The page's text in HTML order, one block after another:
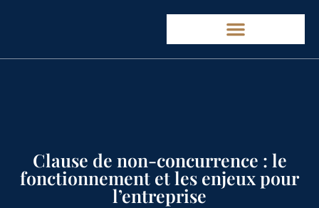
Clause de non-concurrence : le
fonctionnement et les enjeux pour
l’entreprise